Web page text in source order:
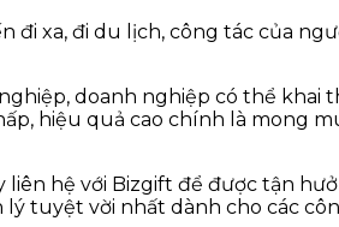
xa, đi du lịch, công tác của
doanh nghiệp có thể khai
hiệu quả cao chính là mong
hệ với Bizgift để được tận
tuyệt vời nhất dành cho các